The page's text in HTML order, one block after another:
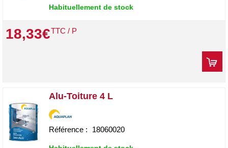
Habituellement de stock
18,33€TTC / P
Alu-Toiture 4 L
Référence : 18060020